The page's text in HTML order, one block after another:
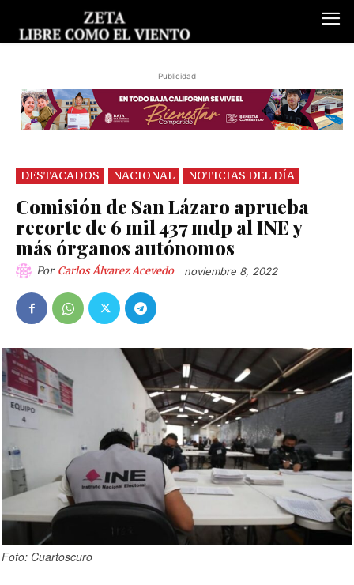
Publicidad
DESTACADOS NACIONAL NOTICIAS DEL DÍA
Comisión de San Lázaro aprueba
recorte de 6 mil 437 mdp al INE y
más órganos autónomos
Por Carlos Álvarez Acevedo noviembre 8, 2022
Foto: Cuartoscuro